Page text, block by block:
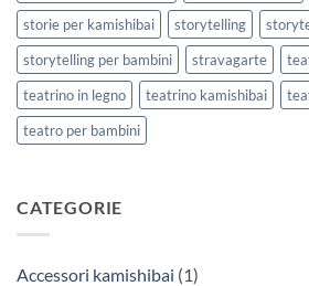
storie per kamishibai
storytelling
storytelling per bambini
stravagarte
teatrino in legno
teatrino kamishibai
teatro per bambini
CATEGORIE
Accessori kamishibai (1)